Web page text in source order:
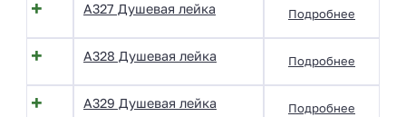
A327 Душевая лейка Подробнее
A328 Душевая лейка Подробнее
A329 Душевая лейка Подробнее